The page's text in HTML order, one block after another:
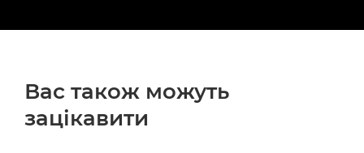
Вас також можуть
зацікавити